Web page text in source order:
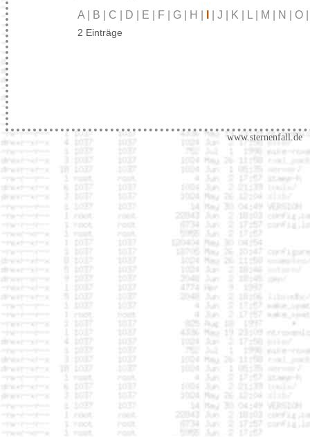
A | B | C | D | E | F | G | H | | J | K | L | M | N | O
2 Einträge
www.sternenfall.de